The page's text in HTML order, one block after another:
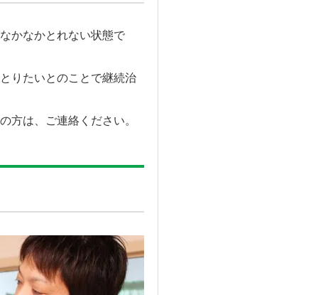
かなかとれない状態で
りたいとのことで継続治
方は、ご連絡ください。